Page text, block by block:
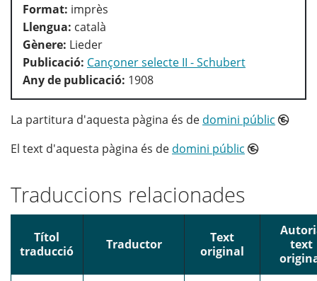
Format: imprès
Llengua: català
Gènere: Lieder
Publicació: Cançoner selecte II - Schubert
Any de publicació: 1908
La partitura d'aquesta pàgina és de domini públic
El text d'aquesta pàgina és de domini públic
Traduccions relacionades
Títol
traducció
Traductor
Text
original
text